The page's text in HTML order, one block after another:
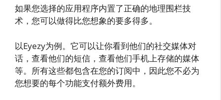
如果您选择的应用程序内置了正确的地理围栏技
术，您可以做得比您想象的要多得多。
以Eyezy为例。它可以让你看到他们的社交媒体对
话，查看他们的短信，查看他们手机上存储的媒体
等。所有这些都包含在您的订阅中，因此您不必为
您想要的每个功能支付额外费用。